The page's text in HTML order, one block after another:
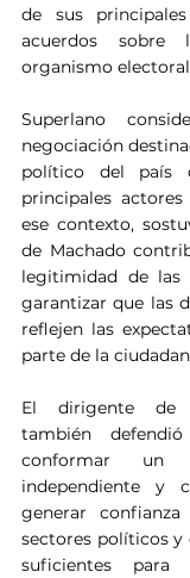
de sus
acuerdos sobre
organismo
Superlano
negociación
político del país
principales
ese contexto,
de Machado
legitimidad de las
garantizar que las
reflejen las
parte de la
El dirigente de
también
conformar un
independiente y
generar
sectores políticos
suficientes